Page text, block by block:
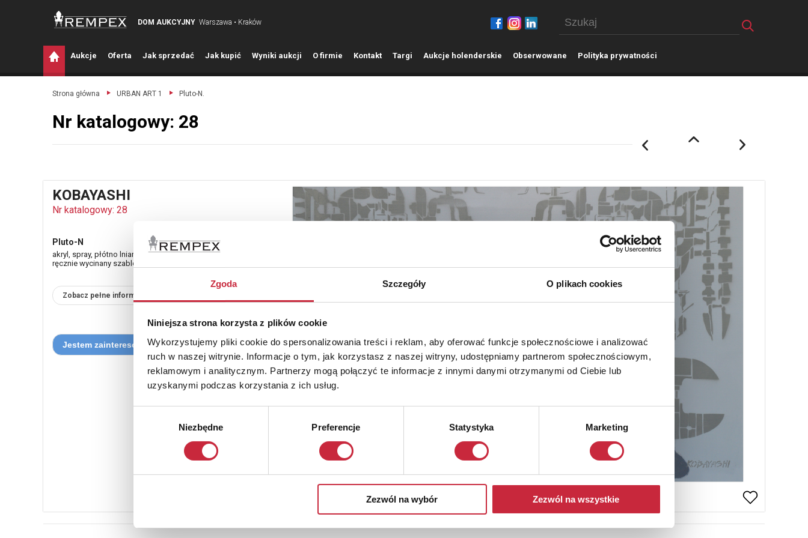
Zgoda Szczegóły O plikach cookies
Niniejsza strona korzysta z plików cookie
Wykorzystujemy pliki cookie do spersonalizowania treści i reklam, aby oferować funkcje społecznościowe i analizować
ruch w naszej witrynie. Informacje o tym, jak korzystasz z naszej witryny, udostępniamy partnerom społecznościowym,
reklamowym i analitycznym. Partnerzy mogą połączyć te informacje z innymi danymi otrzymanymi od Ciebie lub
uzyskanymi podczas korzystania z ich usług.
Niezbędne Preferencje Statystyka Marketing
Zezwól na wybór Zezwól na wszystkie
DOM AUKCYJNY Warszawa • Kraków
Aukcje Oferta Jak sprzedać Jak kupić Wyniki aukcji O firmie Kontakt Targi Aukcje holenderskie Obserwowane Polityka prywatności
Strona główna URBAN ART 1 Pluto-N.
Nr katalogowy: 28
KOBAYASHI
Nr katalogowy: 28
Pluto-N
akryl, spray, płótno lniane; 60 x 90 cm
ręcznie wycinany szablon na bazie autorskich rysunków
Zobacz pełne informacje